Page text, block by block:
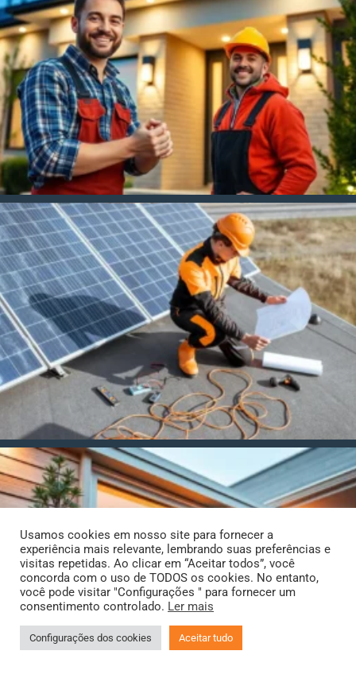
Usamos cookies em nosso site para fornecer a
experiência mais relevante, lembrando suas preferências e
visitas repetidas. Ao clicar em “Aceitar todos”, você
concorda com o uso de TODOS os cookies. No entanto,
você pode visitar "Configurações " para fornecer um
consentimento controlado. Ler mais
Configurações dos cookies Aceitar tudo